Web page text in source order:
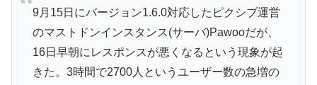
9月15日にバージョン1.6.0対応したピクシブ運営
のマストドンインスタンス(サーバ)Pawooだが、
16日早朝にレスポンスが悪くなるという現象が起
きた。3時間で2700人というユーザー数の急増の